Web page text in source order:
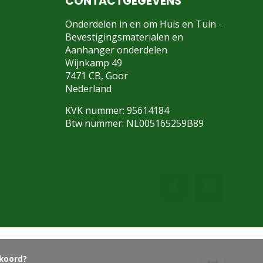
Onderdelen in en om Huis en Tuin -
Bevestigingsmaterialen en
Aanhanger onderdelen
Wijnkamp 49
7471 CB, Goor
Nederland
KVK nummer: 95614184
Btw nummer: NL005165259B89